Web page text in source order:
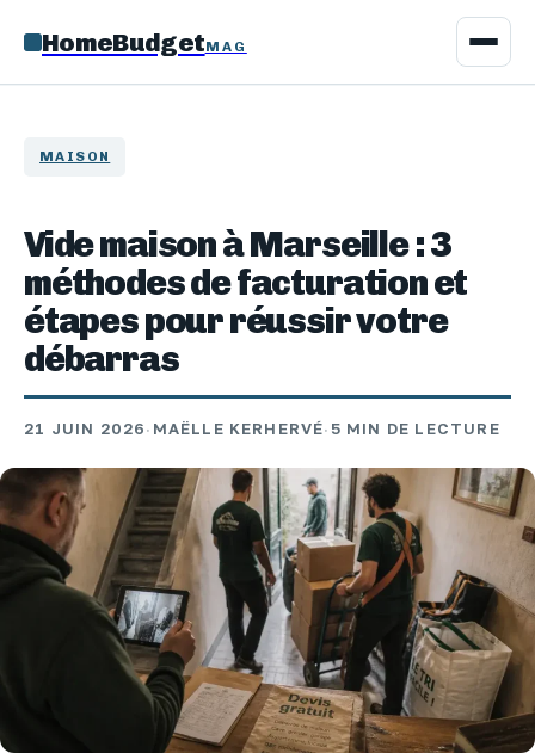
HomeBudgetMAG
MAISON
Vide maison à Marseille : 3
méthodes de facturation et
étapes pour réussir votre
débarras
21 JUIN 2026· MAËLLE KERHERVÉ· 5 MIN DE LECTURE